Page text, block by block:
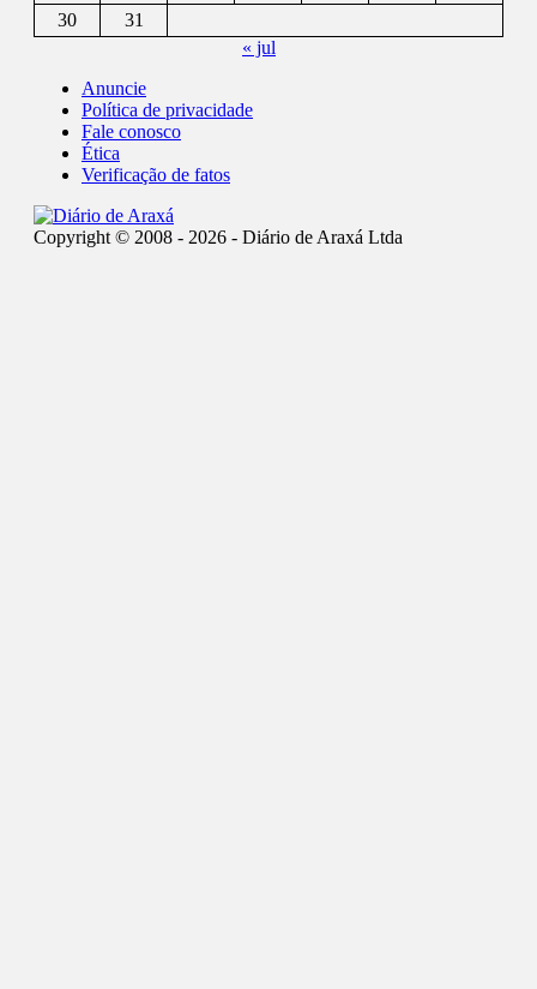
30
31
« jul
Anuncie
Política de privacidade
Fale conosco
Ética
Verificação de fatos
Copyright © 2008 - 2026 - Diário de Araxá Ltda